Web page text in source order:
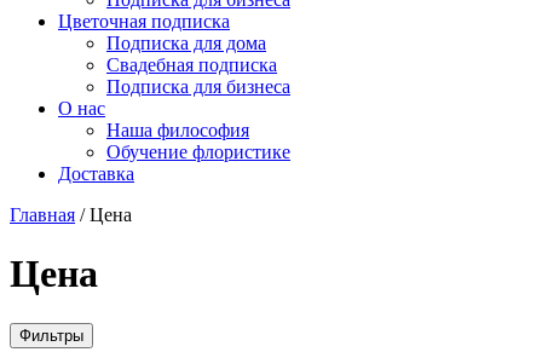
Цветочная подписка
Подписка для дома
Свадебная подписка
Подписка для бизнеса
О нас
Наша философия
Обучение флористике
Доставка
Главная /Цена
Цена
Фильтры